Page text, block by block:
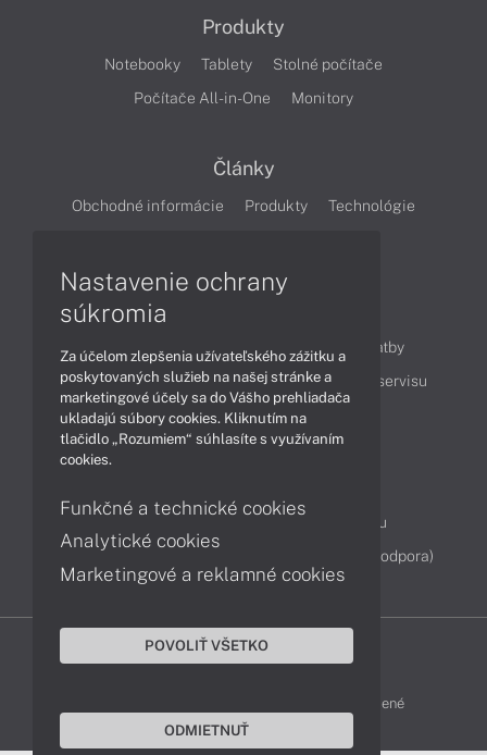
Produkty
Notebooky Tablety
Stolné počítače
Počítače All-in-One
Monitory
Články
Obchodné informácie Produkty
Technológie
Ako nakupovať
Možnosti doručenia a platby
Podpora a servis
Servisné služby Cenník servisu
Kontakty
Servisné oddelenie
Reklamácia tovaru
Diagnostiky online
TeamViewer (vzdialená podpora)
DELL-SHOP © 2011 - 2026 Všetky práva vyhradené
Nastavenie ochrany
súkromia
Za účelom zlepšenia užívateľského zážitku a
poskytovaných služieb na našej stránke a
marketingové účely sa do Vášho prehliadača
ukladajú súbory cookies. Kliknutím na
tlačidlo „Rozumiem“ súhlasíte s využívaním
cookies.
Funkčné a technické cookies
Analytické cookies
Marketingové a reklamné cookies
POVOLIŤ VŠETKO
ODMIETNUŤ